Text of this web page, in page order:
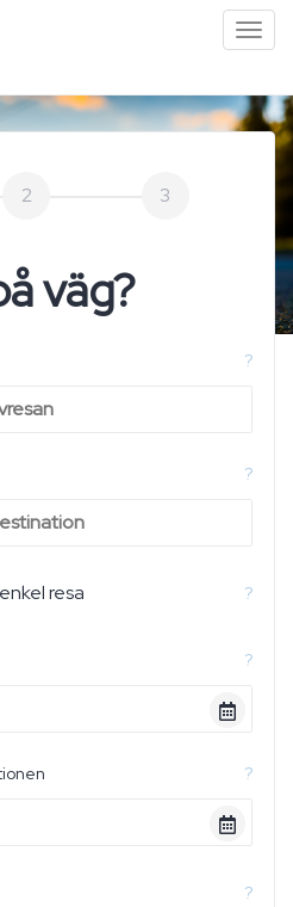
2 3
väg?
?
?
resa ?
?
?
?